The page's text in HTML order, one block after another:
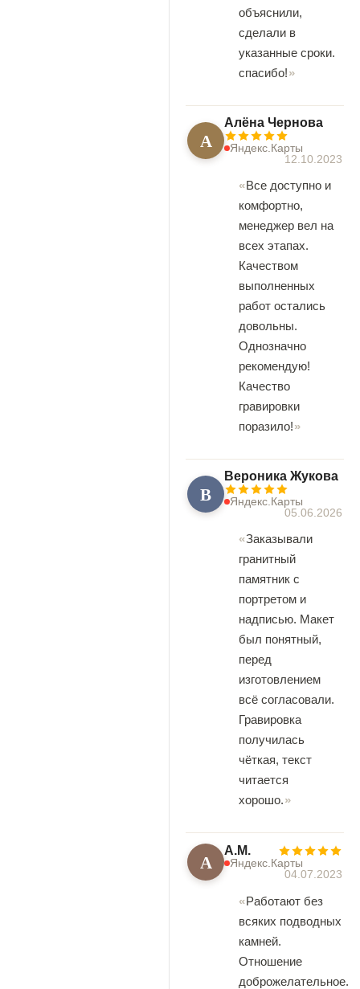
объяснили,
сделали в
указанные сроки.
спасибо!
А
Алёна Чернова
Яндекс.Карты
12.10.2023
Все доступно и
комфортно,
менеджер вел на
всех этапах.
Качеством
выполненных
работ остались
довольны.
Однозначно
рекомендую!
Качество
гравировки
поразило!
В
Вероника Жукова
Яндекс.Карты
05.06.2026
Заказывали
гранитный
памятник с
портретом и
надписью. Макет
был понятный,
перед
изготовлением
всё согласовали.
Гравировка
получилась
чёткая, текст
читается
хорошо.
А А.М.
Яндекс.Карты
04.07.2023
Работают без
всяких подводных
камней.
Отношение
доброжелательное.